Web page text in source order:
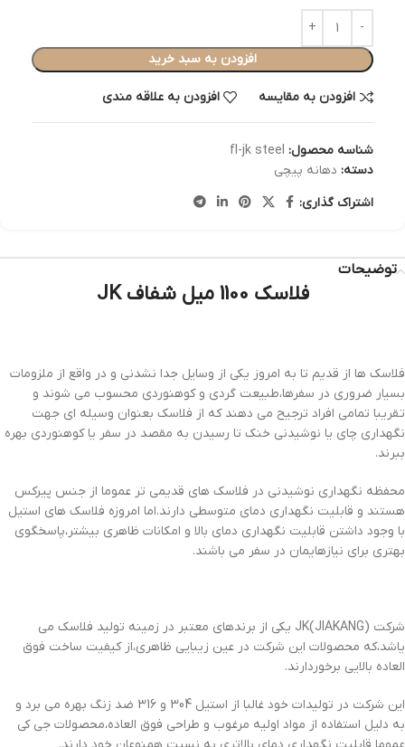
افزودن به سبد خرید
افزودن به مقایسه افزودن به علاقه مندی
شناسه محصول: fl-jk steel
دسته: دهانه پیچی
اشتراک گذاری:
توضیحات
فلاسک 1100 میل شفاف JK
فلاسک ها از قدیم تا به امروز یکی از وسایل جدا نشدنی و در واقع از ملزومات
بسیار ضروری در سفرها،طبیعت گردی و کوهنوردی محسوب می شوند و
تقریبا تمامی افراد ترجیح می دهند که از فلاسک بعنوان وسیله ای جهت
نگهداری چای یا نوشیدنی خنک تا رسیدن به مقصد در سفر یا کوهنوردی بهره
ببرند.
محفظه نگهداری نوشیدنی در فلاسک های قدیمی تر عموما از جنس پیرکس
هستند و قابلیت نگهداری دمای متوسطی دارند.اما امروزه فلاسک های استیل
با وجود داشتن قابلیت نگهداری دمای بالا و امکانات ظاهری بیشتر،پاسخگوی
بهتری برای نیازهایمان در سفر می باشند.
شرکت JK(JIAKANG) یکی از برندهای معتبر در زمینه تولید فلاسک می
یاشد،که محصولات این شرکت در عین زیبایی ظاهری،از کیفیت ساخت فوق
العاده بالایی برخوردارند.
این شرکت در تولیدات خود غالبا از استیل 304 و 316 ضد زنگ بهره می برد و
به دلیل استفاده از مواد اولیه مرغوب و طراحی فوق العاده،محصولات جی کی